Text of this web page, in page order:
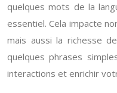
quelques mots de la
essentiel. Cela impacte
mais aussi la richesse
quelques phrases
interactions et enrichir